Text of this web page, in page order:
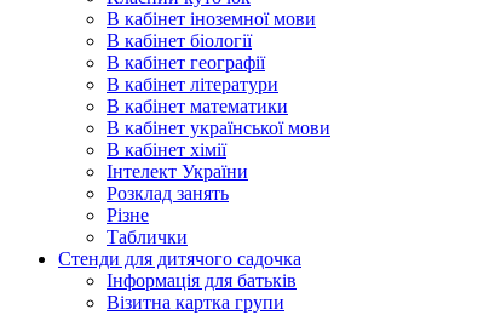
В кабінет іноземної мови
В кабінет біології
В кабінет географії
В кабінет літератури
В кабінет математики
В кабінет української мови
В кабінет хімії
Інтелект України
Розклад занять
Різне
Таблички
Стенди для дитячого садочка
Інформація для батьків
Візитна картка групи